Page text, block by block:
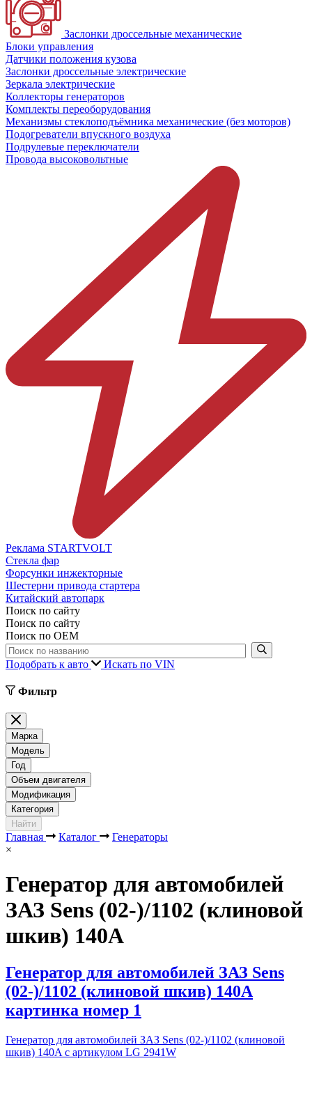
Заслонки дроссельные механические
Блоки управления
Датчики положения кузова
Заслонки дроссельные электрические
Зеркала электрические
Коллекторы генераторов
Комплекты переоборудования
Механизмы стеклоподъёмника механические (без моторов)
Подогреватели впускного воздуха
Подрулевые переключатели
Провода высоковольтные
Реклама STARTVOLT
Стекла фар
Форсунки инжекторные
Шестерни привода стартера
Китайский автопарк
Поиск по сайту
Поиск по сайту
Поиск по ОЕМ
Подобрать к авто Искать по VIN
Фильтр
Марка
Модель
Год
Объем двигателя
Модификация
Категория
Найти
Главная Каталог
Генераторы
×
Генератор для автомобилей
ЗАЗ Sens (02-)/1102 (клиновой
шкив) 140A
Генератор для автомобилей ЗАЗ Sens
(02-)/1102 (клиновой шкив) 140A
картинка номер 1
Генератор для автомобилей ЗАЗ Sens (02-)/1102 (клиновой
шкив) 140A с артикулом LG 2941W